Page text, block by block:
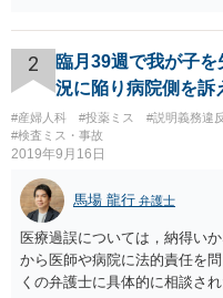
2
臨月39週で我が子
況に陥り病院側を訴
#産婦人科 #投薬ミス #説明義務違反
#検査ミス・事故
2019年9月16日
馬場 龍行 弁護士
医療過誤については，納得い
から医師や病院に法的責任を
くの弁護士に具体的に相談さ